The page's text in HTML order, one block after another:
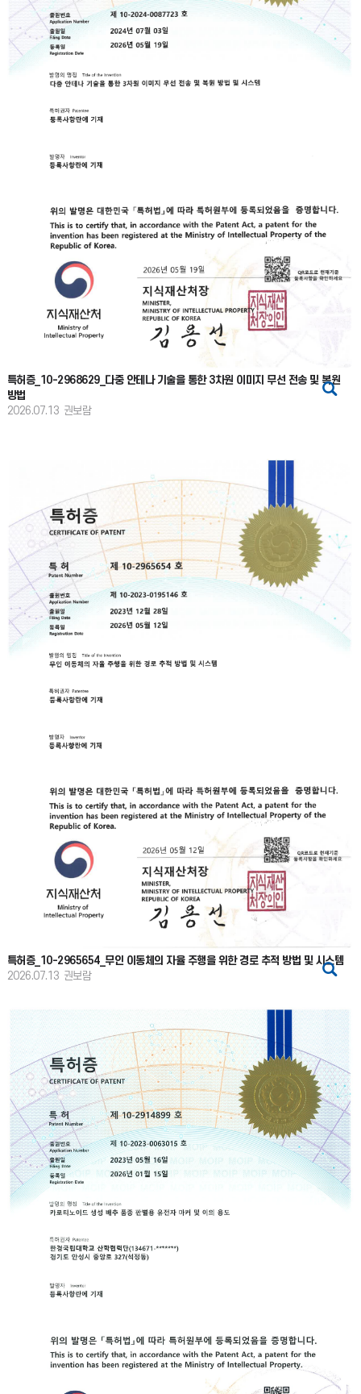
특허증_10-2968629_다중 안테나 기술을 통한 3차원 이미지 무선 전송 및 복원
방법
2026.07.13 권보람
특허증_10-2965654_무인 이동체의 자율 주행을 위한 경로 추적 방법 및 시스템
2026.07.13 권보람